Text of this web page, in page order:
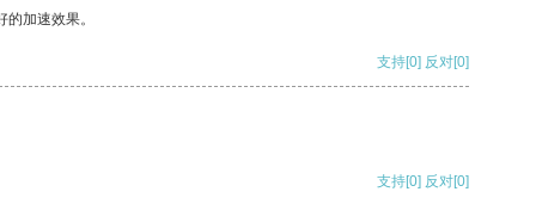
加速效果。
支持[0] 反对[0]
支持[0] 反对[0]